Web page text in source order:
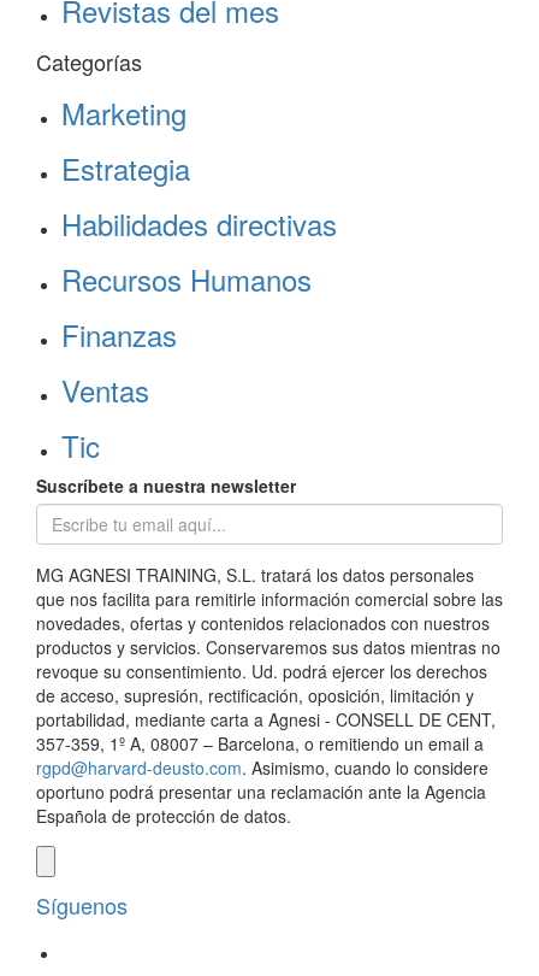
Revistas del mes
Categorías
Marketing
Estrategia
Habilidades directivas
Recursos Humanos
Finanzas
Ventas
Tic
Suscríbete a nuestra newsletter
MG AGNESI TRAINING, S.L. tratará los datos personales
que nos facilita para remitirle información comercial sobre las
novedades, ofertas y contenidos relacionados con nuestros
productos y servicios. Conservaremos sus datos mientras no
revoque su consentimiento. Ud. podrá ejercer los derechos
de acceso, supresión, rectificación, oposición, limitación y
portabilidad, mediante carta a Agnesi - CONSELL DE CENT,
357-359, 1º A, 08007 – Barcelona, o remitiendo un email a
rgpd@harvard-deusto.com. Asimismo, cuando lo considere
oportuno podrá presentar una reclamación ante la Agencia
Española de protección de datos.
Síguenos